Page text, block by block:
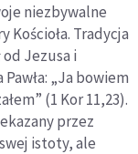
niezbywalne
Tradycja
Jezusa i
„Ja bowiem
(1 Kor 11,23).
przez
istoty, ale